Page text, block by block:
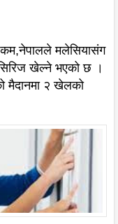
कम,नेपालले मलेसियासंग
सिरिज खेल्ने भएको छ ।
मैदानमा २ खेलको